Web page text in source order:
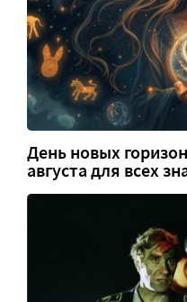
День новых
августа для всех